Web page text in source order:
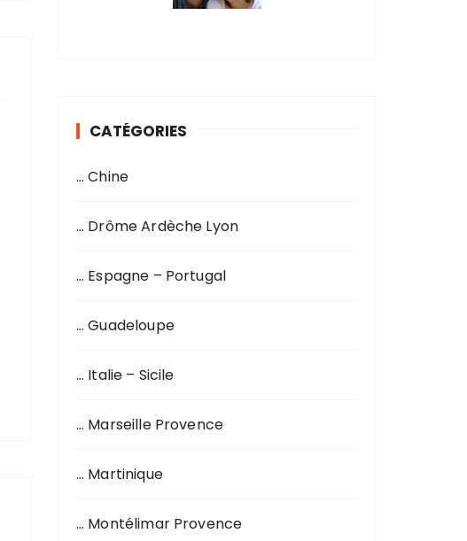
CATÉGORIES
… Chine
… Drôme Ardèche Lyon
… Espagne – Portugal
… Guadeloupe
… Italie – Sicile
… Marseille Provence
… Martinique
… Montélimar Provence